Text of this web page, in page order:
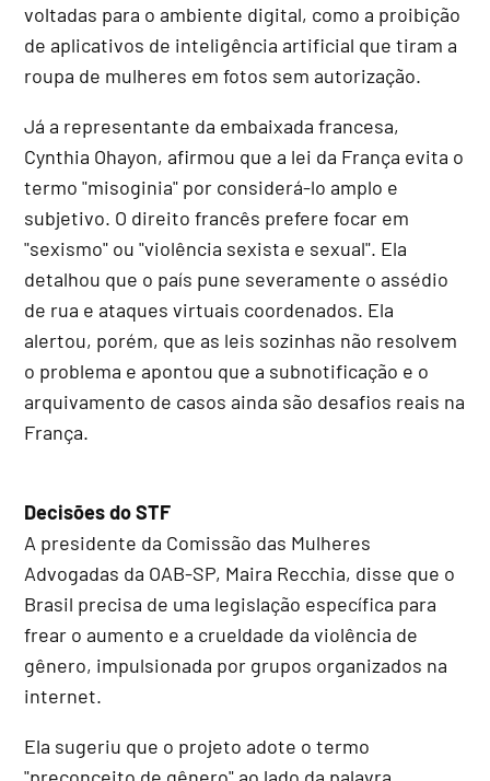
voltadas para o ambiente digital, como a proibição
de aplicativos de inteligência artificial que tiram a
roupa de mulheres em fotos sem autorização.
Já a representante da embaixada francesa,
Cynthia Ohayon, afirmou que a lei da França evita o
termo "misoginia" por considerá-lo amplo e
subjetivo. O direito francês prefere focar em
"sexismo" ou "violência sexista e sexual". Ela
detalhou que o país pune severamente o assédio
de rua e ataques virtuais coordenados. Ela
alertou, porém, que as leis sozinhas não resolvem
o problema e apontou que a subnotificação e o
arquivamento de casos ainda são desafios reais na
França.
Decisões do STF
A presidente da Comissão das Mulheres
Advogadas da OAB-SP, Maira Recchia, disse que o
Brasil precisa de uma legislação específica para
frear o aumento e a crueldade da violência de
gênero, impulsionada por grupos organizados na
internet.
Ela sugeriu que o projeto adote o termo